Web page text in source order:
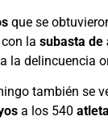
que se
la subasta de
la delincuencia
también se
a los 540